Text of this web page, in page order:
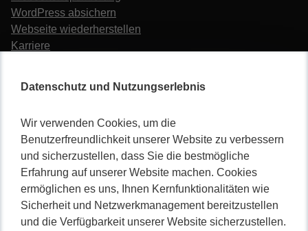
Datenschutz und Nutzungserlebnis
Wir verwenden Cookies, um die
Benutzerfreundlichkeit unserer Website zu verbessern
und sicherzustellen, dass Sie die bestmögliche
Erfahrung auf unserer Website machen. Cookies
ermöglichen es uns, Ihnen Kernfunktionalitäten wie
Sicherheit und Netzwerkmanagement bereitzustellen
und die Verfügbarkeit unserer Website sicherzustellen.
WordPress absichern
Webseite wiederherstellen
Karriere
Nicht lange schnacken
gleich durchstarten!